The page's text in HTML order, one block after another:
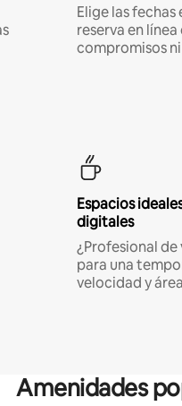
Elige las
reserva en
compromisos
Espacios
digitales
¿Profesional
para una
velocidad y
Amenidades